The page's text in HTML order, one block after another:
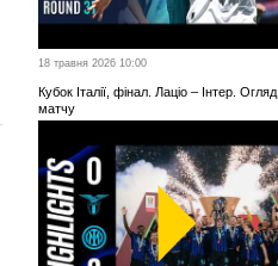
18 травня 2026 10:00
Кубок Італії, фінал. Лаціо – Інтер. Огляд
матчу